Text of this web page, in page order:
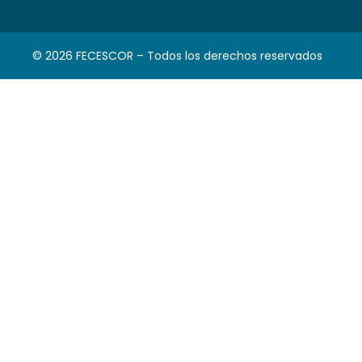
© 2026 FECESCOR – Todos los derechos reservados